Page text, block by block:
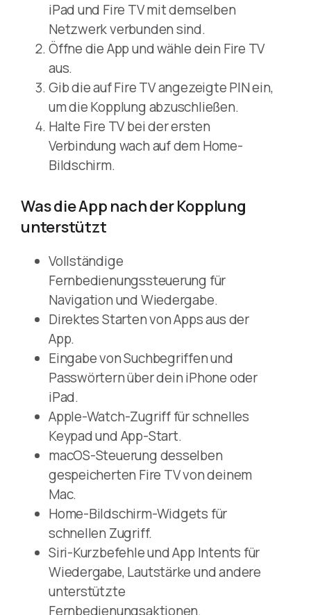
iPad und Fire TV mit demselben
Netzwerk verbunden sind.
Öffne die App und wähle dein Fire TV
aus.
Gib die auf Fire TV angezeigte PIN ein,
um die Kopplung abzuschließen.
Halte Fire TV bei der ersten
Verbindung wach auf dem Home-
Bildschirm.
Was die App nach der Kopplung
unterstützt
Vollständige
Fernbedienungssteuerung für
Navigation und Wiedergabe.
Direktes Starten von Apps aus der
App.
Eingabe von Suchbegriffen und
Passwörtern über dein iPhone oder
iPad.
Apple-Watch-Zugriff für schnelles
Keypad und App-Start.
macOS-Steuerung desselben
gespeicherten Fire TV von deinem
Mac.
Home-Bildschirm-Widgets für
schnellen Zugriff.
Siri-Kurzbefehle und App Intents für
Wiedergabe, Lautstärke und andere
unterstützte
Fernbedienungsaktionen.